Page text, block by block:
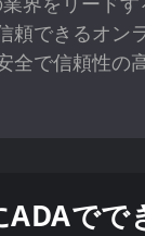
頼できるオン
全で信頼性の
ADAでで